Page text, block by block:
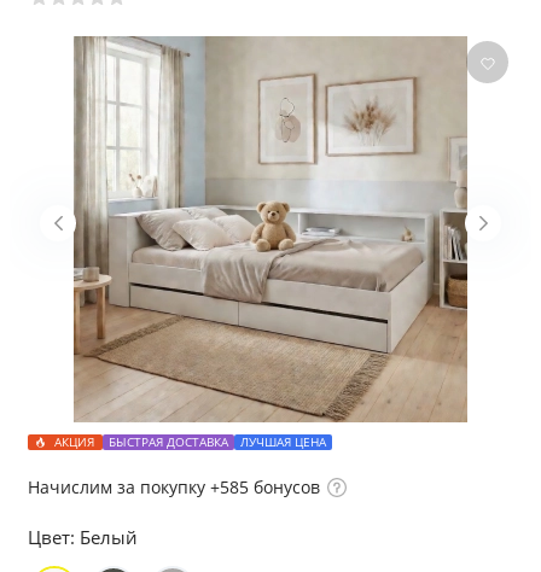
АКЦИЯ БЫСТРАЯ ДОСТАВКА ЛУЧШАЯ ЦЕНА
Начислим за покупку +585 бонусов
Цвет: Белый